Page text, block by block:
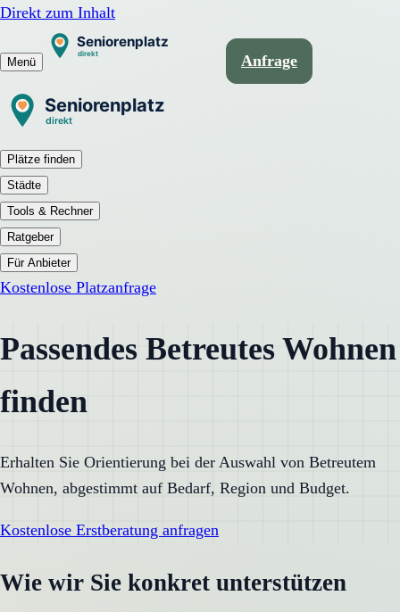
Direkt zum Inhalt
Menü Anfrage
Plätze finden
Städte
Tools & Rechner
Ratgeber
Für Anbieter
Kostenlose Platzanfrage
Passendes Betreutes Wohnen
finden
Erhalten Sie Orientierung bei der Auswahl von Betreutem
Wohnen, abgestimmt auf Bedarf, Region und Budget.
Kostenlose Erstberatung anfragen
Wie wir Sie konkret unterstützen